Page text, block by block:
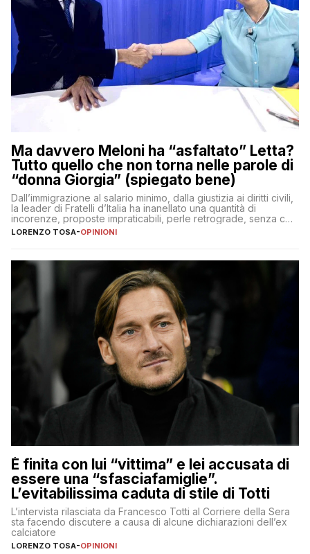
Ma davvero Meloni ha “asfaltato” Letta?
Tutto quello che non torna nelle parole di
“donna Giorgia” (spiegato bene)
Dall’immigrazione al salario minimo, dalla giustizia ai diritti civili,
la leader di Fratelli d’Italia ha inanellato una quantità di
incorenze, proposte impraticabili, perle retrograde, senza che
nessuno – a destra come a sinistra – glielo abbia fatto notare
LORENZO TOSA-OPINIONI
È finita con lui “vittima” e lei accusata di
essere una “sfasciafamiglie”.
L’evitabilissima caduta di stile di Totti
L’intervista rilasciata da Francesco Totti al Corriere della Sera
sta facendo discutere a causa di alcune dichiarazioni dell’ex
calciatore
LORENZO TOSA-OPINIONI